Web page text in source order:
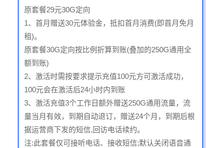
原套餐29元30G定向
1、首月赠送30元体验金，抵扣首月消费(即首月免月
租)。
原套餐30G定向按比例折算到账(叠加的250G通用全
额到账)
2、激活时需按要求提示充值100元方可激活成功，
100元会在激活后24小时内到账
3、激活充值3个工作日额外赠送250G通用流量，流
量当月有效，到期自动退订，赠送24个月，到期后根
据运营商下发的短信,回访电话续约。
注:此套餐仅可接听电话、接收短信;默认关闭语音通